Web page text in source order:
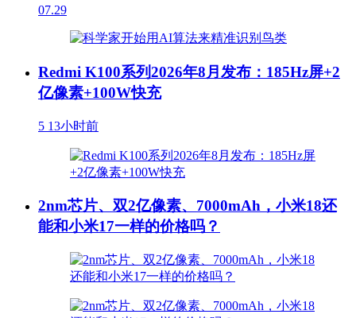
07.29
Redmi K100系列2026年8月发布：185Hz屏+2
亿像素+100W快充
5 13小时前
2nm芯片、双2亿像素、7000mAh，小米18还
能和小米17一样的价格吗？